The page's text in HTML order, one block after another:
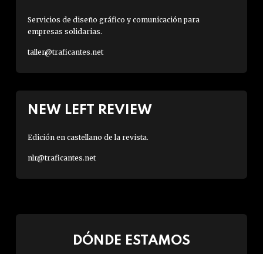
Servicios de diseño gráfico y comunicación para
empresas solidarias.
taller@traficantes.net
NEW LEFT REVIEW
Edición en castellano de la revista.
nlr@traficantes.net
DÓNDE ESTAMOS